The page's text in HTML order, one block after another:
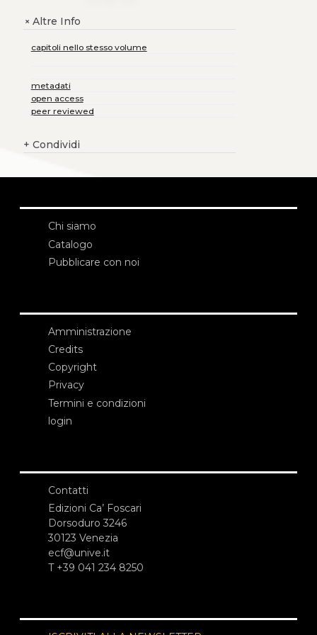
+Altre Info
capitoli nello stesso volume
metadati
open access
peer reviewed
+ Condividi
Chi siamo
Catalogo
Pubblicare con noi
Amministrazione
Credits
Copyright
Privacy
Termini e condizioni
login
Contatti
Edizioni Ca’ Foscari
Dorsoduro 3246
30123 Venezia
ecf@unive.it
T +39 041 234 8250